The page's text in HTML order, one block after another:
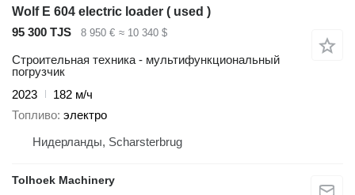
Wolf E 604 electric loader ( used )
95 300 TJS
8 950 € ≈ 10 340 $
Строительная техника - мультифункциональный
погрузчик
2023
182 м/ч
Топливо электро
Нидерланды, Scharsterbrug
Tolhoek Machinery